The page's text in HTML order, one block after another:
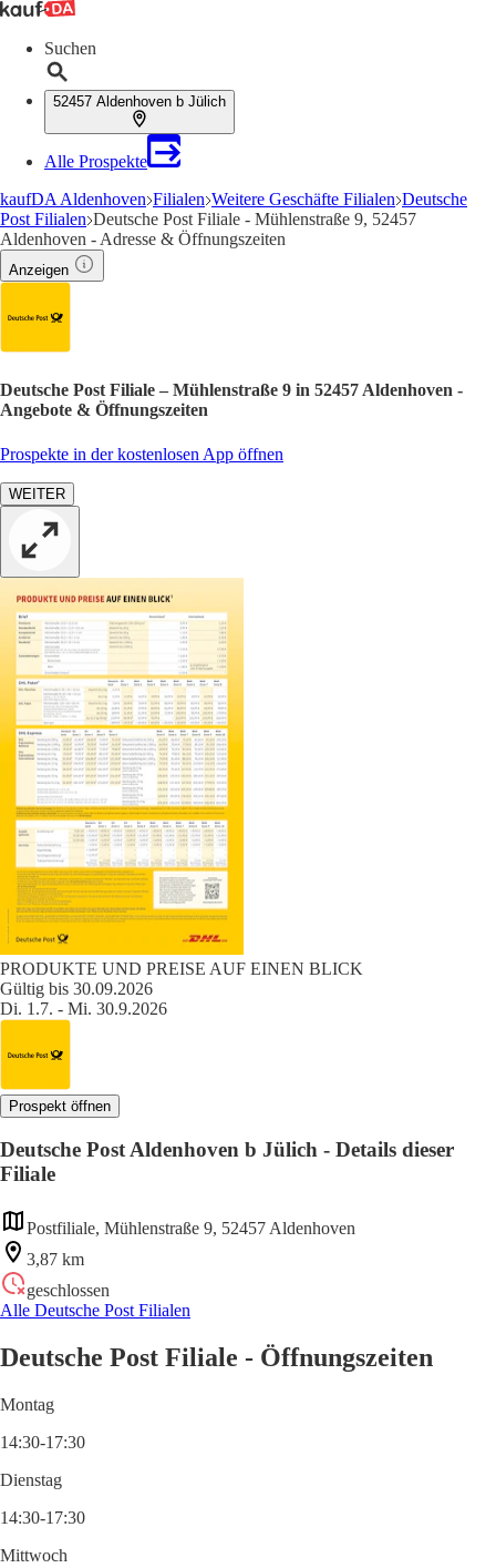
Suchen
52457 Aldenhoven b Jülich
Alle Prospekte
kaufDA Aldenhoven Filialen Weitere Geschäfte Filialen Deutsche
Post Filialen Deutsche Post Filiale - Mühlenstraße 9, 52457
Aldenhoven - Adresse & Öffnungszeiten
Anzeigen
Deutsche Post Filiale – Mühlenstraße 9 in 52457 Aldenhoven -
Angebote & Öffnungszeiten
Prospekte in der kostenlosen App öffnen
WEITER
PRODUKTE UND PREISE AUF EINEN BLICK
Gültig bis 30.09.2026
Di. 1.7. - Mi. 30.9.2026
Prospekt öffnen
Deutsche Post Aldenhoven b Jülich - Details dieser
Filiale
Postfiliale, Mühlenstraße 9, 52457 Aldenhoven
3,87 km
geschlossen
Alle Deutsche Post Filialen
Deutsche Post Filiale - Öffnungszeiten
Montag
14:30-17:30
Dienstag
14:30-17:30
Mittwoch